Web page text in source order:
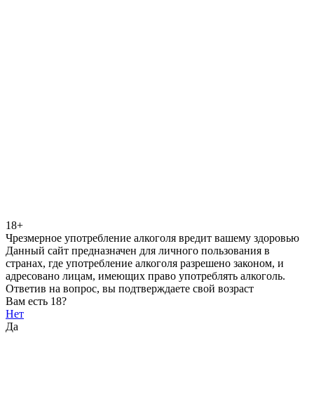
18+
Чрезмерное употребление алкоголя вредит вашему здоровью
Данный сайт предназначен для личного пользования в
странах, где употребление алкоголя разрешено законом, и
адресовано лицам, имеющих право употреблять алкоголь.
Ответив на вопрос, вы подтверждаете свой возраст
Вам есть 18?
Нет
Да